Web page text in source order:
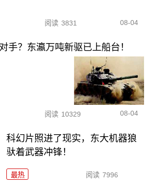
阅读 3831 08-04
手？东瀛万吨新驱已上船台！
阅读 10329 08-04
科幻片照进了现实，东大机器狼
驮着武器冲锋！
最热 阅读 7996